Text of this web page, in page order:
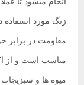
زنگ مورد استفاده
مقاومت در برابر
مناسب است و از
میوه ها و